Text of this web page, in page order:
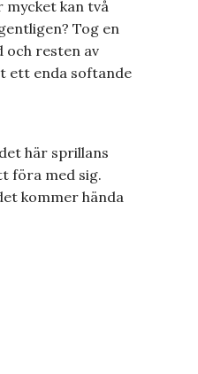
mycket kan två
Tog en
och resten av
ett enda softande
här sprillans
föra med sig.
kommer hända